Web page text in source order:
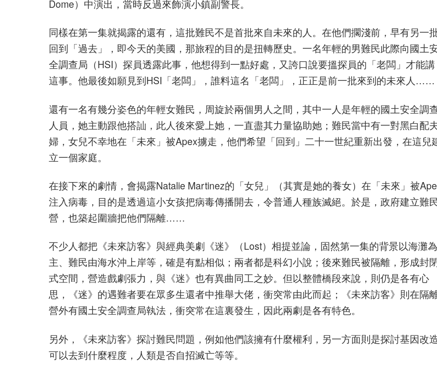
Dome）中演出，當時反過來飾演小鎮副警長。
同樣在第一集就揭露的還有，這批難民不是首批來自未來的人。在他們擱淺前，早有另一
回到「過去」，即今天的美國，那旅程的目的是扭轉歷史。一名年輕的男難民此際向國土
全調查局（HSI）探員透露此事，他想得到一點好處，又誇口說要搵探員的「老闆」才能講
這事。他最後如願見到HSI「老闆」，誰料這名「老闆」，正正是前一批來到的未來人……
還有一名有幾分姿色的年輕女難民，周旋於兩個男人之間，其中一人是年輕的國土安全調
人員，她主動跟他搭訕，此人後來愛上她，一直盡其力量協助她；難民當中有一對黑白配
婦，女兒不幸地在「未來」被Apex擄走，他們希望「回到」二十一世紀重新出發，在這兒
立一個家庭。
在接下來的劇情，會揭露Natalie Martinez的「女兒」（其實是她的養女）在「未來」被
注入病毒，目的是透過這小女孩把病毒傳播開去，令普通人種族滅絕。於是，政府建立難
營，也築起圍牆把他們隔離……
不少人都把《未來訪客》與經典美劇《迷》（Lost）相提並論，固然第一集的背景以海灘為
主、難民由海水沖上岸等，確是有點相似；兩者都是科幻小說；後來難民被隔離，形成封
式空間，營造戲劇張力，與《迷》也有異曲同工之妙。但以整體橋段來說，則仍是各有心
思，《迷》的遇難者要在眾多生還者中推舉大佬，衝突常由此而起；《未來訪客》則在隔
營外有國土安全調查局執法，衝突常在這裏發生，因此兩劇是各有特色。
另外，《未來訪客》探討難民問題，例如他們該擁有什麼權利，另一方面則是探討基因改
可以去到什麼程度，人類是否自招滅亡等等。